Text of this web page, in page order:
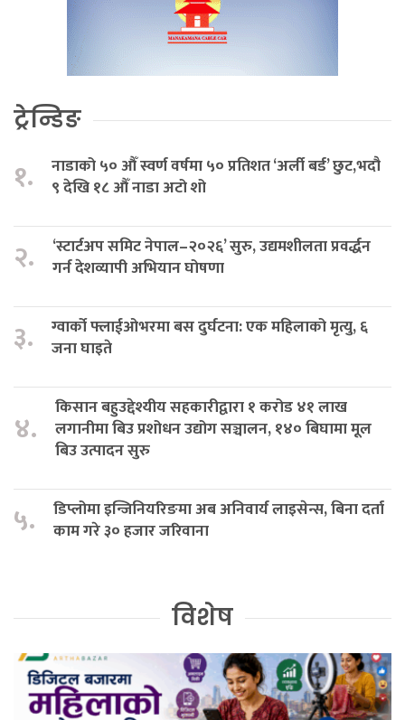
ट्रेन्डिङ
१.
नाडाको ५० औँ स्वर्ण वर्षमा ५० प्रतिशत ‘अर्ली बर्ड’ छुट,भदौ
९ देखि १८ औँ नाडा अटो शो
२.
‘स्टार्टअप समिट नेपाल–२०२६’ सुरु, उद्यमशीलता प्रवर्द्धन
गर्न देशव्यापी अभियान घोषणा
३.
ग्वार्को फ्लाईओभरमा बस दुर्घटना: एक महिलाको मृत्यु, ६
जना घाइते
४.
किसान बहुउद्देश्यीय सहकारीद्वारा १ करोड ४१ लाख
लगानीमा बिउ प्रशोधन उद्योग सञ्चालन, १४० बिघामा मूल
बिउ उत्पादन सुरु
५.
डिप्लोमा इन्जिनियरिङमा अब अनिवार्य लाइसेन्स, बिना दर्ता
काम गरे ३० हजार जरिवाना
विशेष